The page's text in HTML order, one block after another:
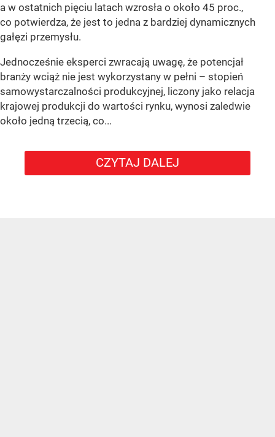
a w ostatnich pięciu latach wzrosła o około 45 proc.,
co potwierdza, że jest to jedna z bardziej dynamicznych
gałęzi przemysłu.
Jednocześnie eksperci zwracają uwagę, że potencjał
branży wciąż nie jest wykorzystany w pełni – stopień
samowystarczalności produkcyjnej, liczony jako relacja
krajowej produkcji do wartości rynku, wynosi zaledwie
około jedną trzecią, co...
CZYTAJ DALEJ